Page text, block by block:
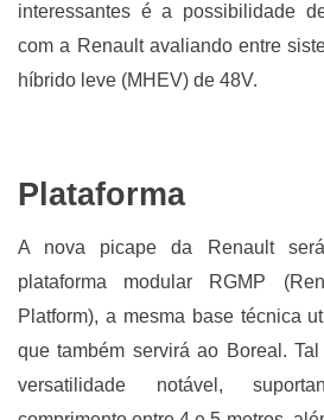
interessantes é a possibilidade
com a Renault avaliando entre
híbrido leve (MHEV) de 48V.
Plataforma
A nova picape da Renault
plataforma modular RGMP
Platform), a mesma base técnica
que também servirá ao Boreal.
versatilidade notável,